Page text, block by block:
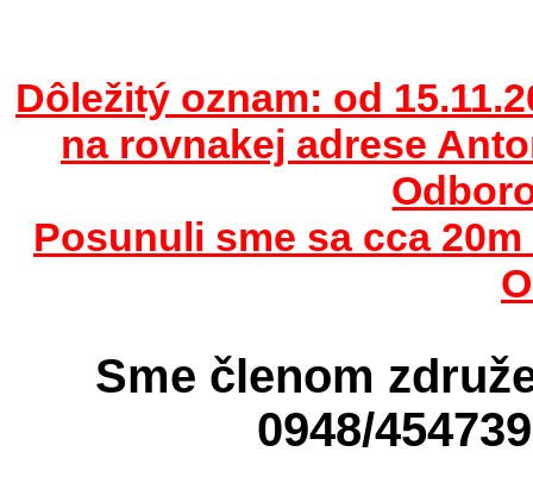
Dôležitý oznam: od
na rovnakej adrese
Posunuli sme sa cca
Sme členom
0948/